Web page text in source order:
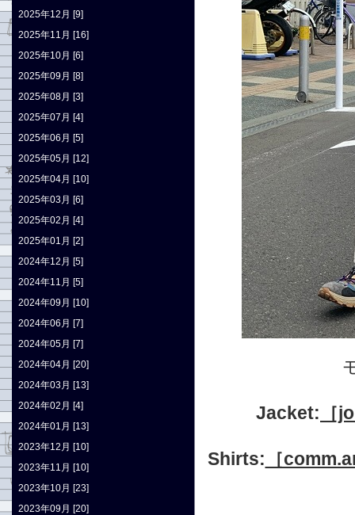
Jacket: ［
Shirts: ［
2025年12月 [9]
2025年11月 [16]
2025年10月 [6]
2025年09月 [8]
2025年08月 [3]
2025年07月 [4]
2025年06月 [5]
2025年05月 [12]
2025年04月 [10]
2025年03月 [6]
2025年02月 [4]
2025年01月 [2]
2024年12月 [5]
2024年11月 [5]
2024年09月 [10]
2024年06月 [7]
2024年05月 [7]
2024年04月 [20]
2024年03月 [13]
2024年02月 [4]
2024年01月 [13]
2023年12月 [10]
2023年11月 [10]
2023年10月 [23]
2023年09月 [20]